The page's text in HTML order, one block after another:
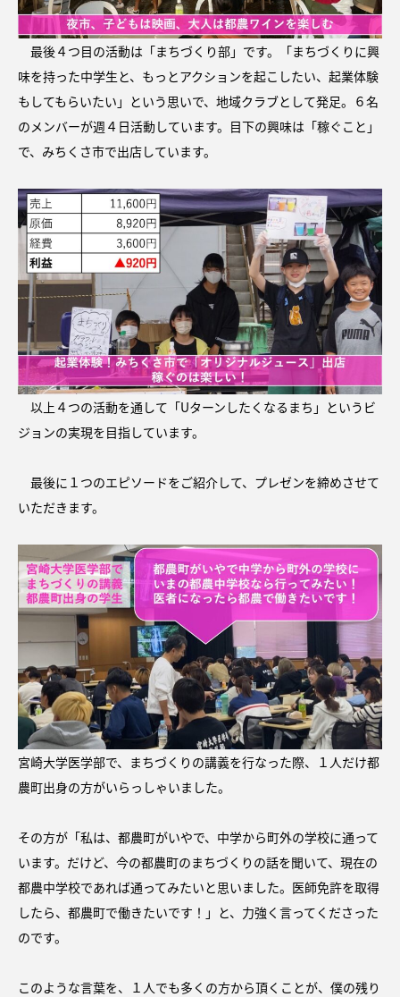
最後４つ目の活動は「まちづくり部」です。「まちづくりに興
味を持った中学生と、もっとアクションを起こしたい、起業体験
もしてもらいたい」という思いで、地域クラブとして発足。６名
のメンバーが週４日活動しています。目下の興味は「稼ぐこと」
で、みちくさ市で出店しています。
以上４つの活動を通して「Uターンしたくなるまち」というビ
ジョンの実現を目指しています。
最後に１つのエピソードをご紹介して、プレゼンを締めさせて
いただきます。
宮崎大学医学部で、まちづくりの講義を行なった際、１人だけ都
農町出身の方がいらっしゃいました。
その方が「私は、都農町がいやで、中学から町外の学校に通って
います。だけど、今の都農町のまちづくりの話を聞いて、現在の
都農中学校であれば通ってみたいと思いました。医師免許を取得
したら、都農町で働きたいです！」と、力強く言ってくださった
のです。
このような言葉を、１人でも多くの方から頂くことが、僕の残り